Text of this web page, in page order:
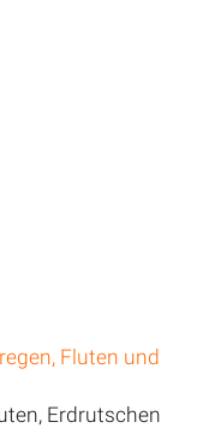
Fluten und
Erdrutschen